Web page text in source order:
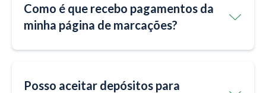
Como é que recebo pagamentos da
minha página de marcações?
Posso aceitar depósitos para